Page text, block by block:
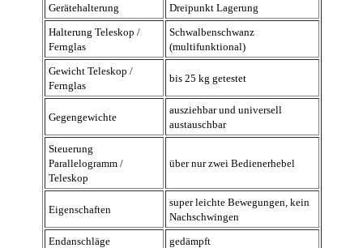
Gerätehalterung
Dreipunkt Lagerung
Halterung Teleskop /
Fernglas
Schwalbenschwanz
(multifunktional)
Gewicht Teleskop /
Fernglas
bis 25 kg getestet
Gegengewichte
ausziehbar und universell
austauschbar
Steuerung
Parallelogramm /
Teleskop
über nur zwei Bedienerhebel
Eigenschaften
super leichte Bewegungen, kein
Nachschwingen
Endanschläge
gedämpft